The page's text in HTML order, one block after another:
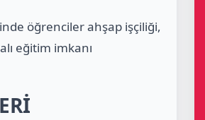
öğrenciler ahşap işçiliği,
eğitim imkanı